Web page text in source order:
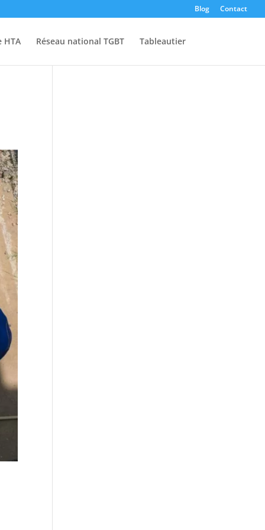
Blog Contact
HTA Réseau national TGBT Tableautier